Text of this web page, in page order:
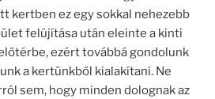
kertben ez egy sokkal nehezebb
felújítása után eleinte a kinti
ezért továbbá gondolunk
a kertünkből kialakítani. Ne
sem, hogy minden dolognak az